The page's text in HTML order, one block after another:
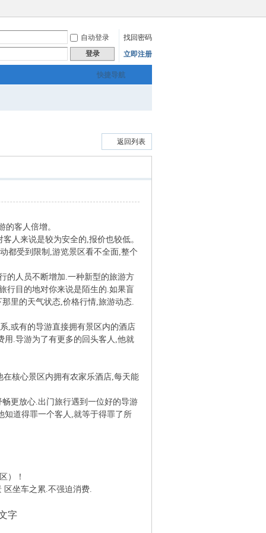
自动登录
找回密码
登录 立即注册
快捷导航
返回列表
客人倍增。
人来说是较为安全的,报价也较低。
都受到限制,游览景区看不全面,整个
人员不断增加.一种新型的旅游方
行目的地对你来说是陌生的.如果盲
里的天气状态,价格行情,旅游动态.
,或有的导游直接拥有景区内的酒店
用.导游为了有更多的回头客人,他就
核心景区内拥有农家乐酒店,每天能
更放心.出门旅行遇到一位好的导游
知道得罪一个客人,就等于得罪了所
旨.
区）！
区坐车之累.不强迫消费.
字